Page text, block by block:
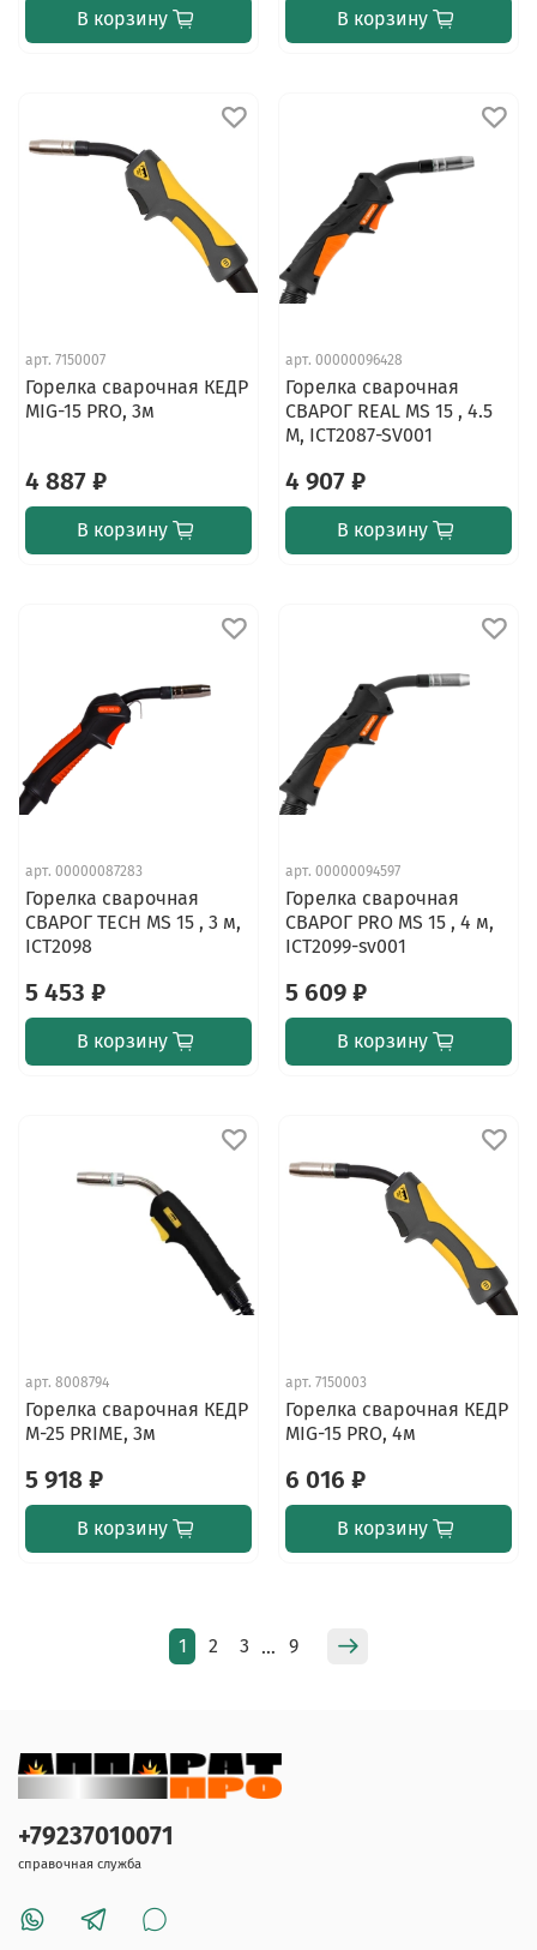
В корзину В корзину
арт. 7150007
Горелка сварочная КЕДР
MIG-15 PRO, 3м
4 887 ₽
В корзину
арт. 00000096428
Горелка сварочная
СВАРОГ REAL MS 15 , 4.5
М, ICT2087-SV001
4 907 ₽
В корзину
арт. 00000087283
Горелка сварочная
СВАРОГ TECH MS 15 , 3 м,
ICT2098
5 453 ₽
В корзину
арт. 00000094597
Горелка сварочная
СВАРОГ PRO MS 15 , 4 м,
ICT2099-sv001
5 609 ₽
В корзину
арт. 8008794
Горелка сварочная КЕДР
M-25 PRIME, 3м
5 918 ₽
В корзину
арт. 7150003
Горелка сварочная КЕДР
MIG-15 PRO, 4м
6 016 ₽
В корзину
1 2 3 … 9
+79237010071
справочная служба